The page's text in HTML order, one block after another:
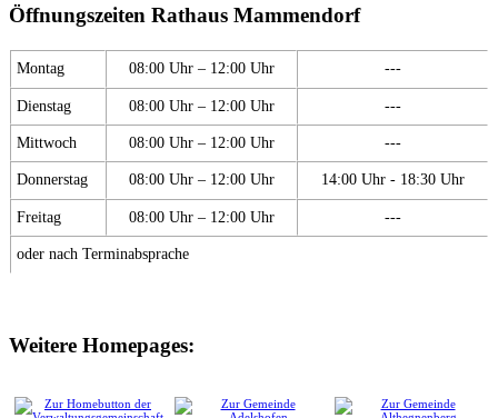
Öffnungszeiten Rathaus Mammendorf
Montag 08:00 Uhr – 12:00 Uhr ---
Dienstag 08:00 Uhr – 12:00 Uhr ---
Mittwoch 08:00 Uhr – 12:00 Uhr ---
Donnerstag 08:00 Uhr – 12:00 Uhr 14:00 Uhr - 18:30 Uhr
Freitag 08:00 Uhr – 12:00 Uhr ---
oder nach Terminabsprache
Weitere Homepages: